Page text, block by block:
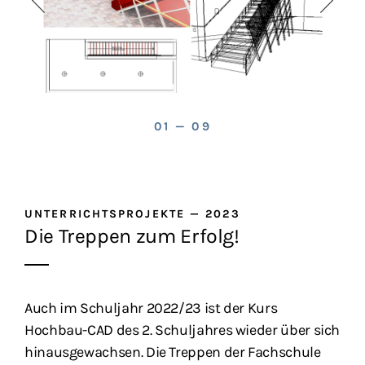
01 — 09
UNTERRICHTSPROJEKTE—2023
Die Treppen zum Erfolg!
Auch im Schuljahr 2022/23 ist der Kurs
Hochbau-CAD des 2. Schuljahres wieder über sich
hinausgewachsen. Die Treppen der Fachschule